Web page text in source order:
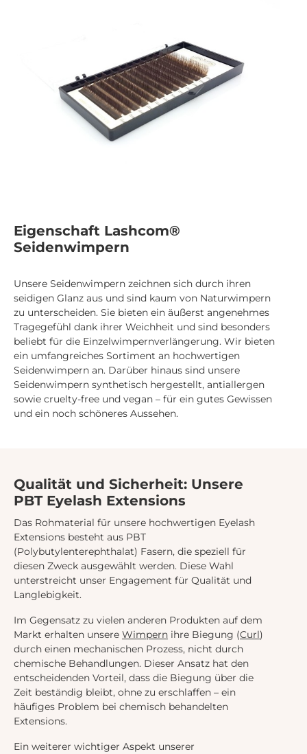
Eigenschaft Lashcom®
Seidenwimpern
Unsere Seidenwimpern zeichnen sich durch ihren
seidigen Glanz aus und sind kaum von Naturwimpern
zu unterscheiden. Sie bieten ein äußerst angenehmes
Tragegefühl dank ihrer Weichheit und sind besonders
beliebt für die Einzelwimpernverlängerung. Wir bieten
ein umfangreiches Sortiment an hochwertigen
Seidenwimpern an. Darüber hinaus sind unsere
Seidenwimpern synthetisch hergestellt, antiallergen
sowie cruelty-free und vegan – für ein gutes Gewissen
und ein noch schöneres Aussehen.
Qualität und Sicherheit: Unsere
PBT Eyelash Extensions
Das Rohmaterial für unsere hochwertigen Eyelash
Extensions besteht aus PBT
(Polybutylenterephthalat) Fasern, die speziell für
diesen Zweck ausgewählt werden. Diese Wahl
unterstreicht unser Engagement für Qualität und
Langlebigkeit.
Im Gegensatz zu vielen anderen Produkten auf dem
Markt erhalten unsere Wimpern ihre Biegung (Curl)
durch einen mechanischen Prozess, nicht durch
chemische Behandlungen. Dieser Ansatz hat den
entscheidenden Vorteil, dass die Biegung über die
Zeit beständig bleibt, ohne zu erschlaffen – ein
häufiges Problem bei chemisch behandelten
Extensions.
Ein weiterer wichtiger Aspekt unserer